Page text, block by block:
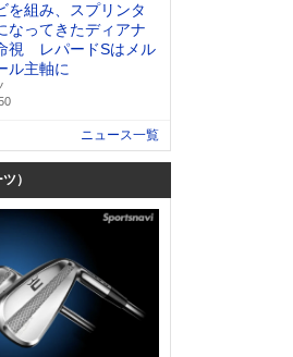
を組み、スプリンタ
なってきたディアナ
視 レパードSはメル
ル主軸に
ニュース一覧
）